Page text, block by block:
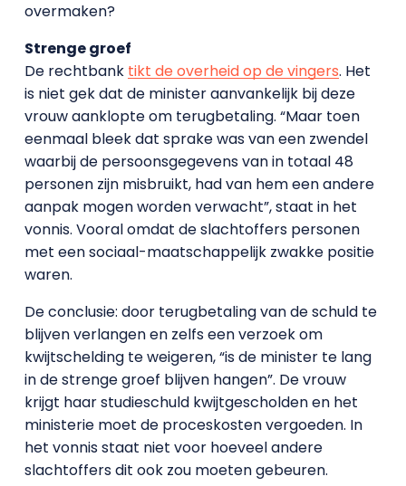
overmaken?
Strenge groef
De rechtbank tikt de overheid op de vingers. Het
is niet gek dat de minister aanvankelijk bij deze
vrouw aanklopte om terugbetaling. “Maar toen
eenmaal bleek dat sprake was van een zwendel
waarbij de persoonsgegevens van in totaal 48
personen zijn misbruikt, had van hem een andere
aanpak mogen worden verwacht”, staat in het
vonnis. Vooral omdat de slachtoffers personen
met een sociaal-maatschappelijk zwakke positie
waren.
De conclusie: door terugbetaling van de schuld te
blijven verlangen en zelfs een verzoek om
kwijtschelding te weigeren, “is de minister te lang
in de strenge groef blijven hangen”. De vrouw
krijgt haar studieschuld kwijtgescholden en het
ministerie moet de proceskosten vergoeden. In
het vonnis staat niet voor hoeveel andere
slachtoffers dit ook zou moeten gebeuren.